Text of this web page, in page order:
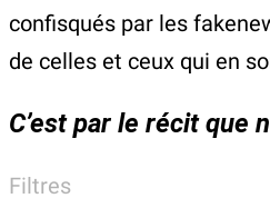
confisqués par les
de celles et ceux qui en
C’est par le récit que
Filtres